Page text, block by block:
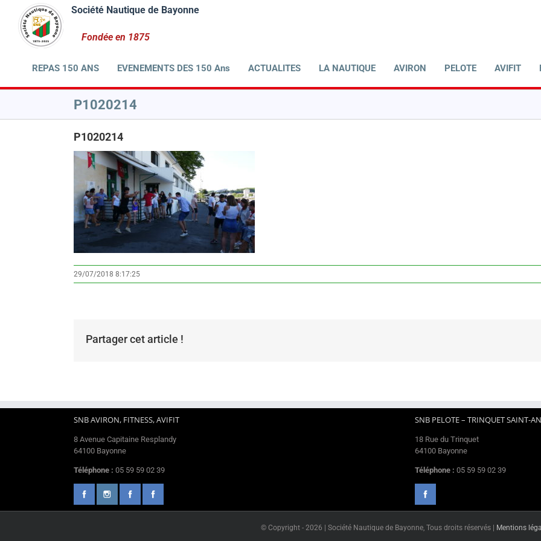
contenu
REPAS 150 ANS EVENEMENTS DES 150 Ans ACTUALITES LA NAUTIQUE AVIRON PELOTE AVIFIT
P1020214
P1020214
29/07/2018 8:17:25
Partager cet article !
SNB AVIRON, FITNESS, AVIFIT
8 Avenue Capitaine Resplandy
64100 Bayonne
Téléphone : 05 59 59 02 39
SNB PELOTE – TRINQUET SAINT-
18 Rue du Trinquet
64100 Bayonne
Téléphone : 05 59 59 02 39
© Copyright - 2026 | Société Nautique de Bayonne, Tous droits réservés | Mentions